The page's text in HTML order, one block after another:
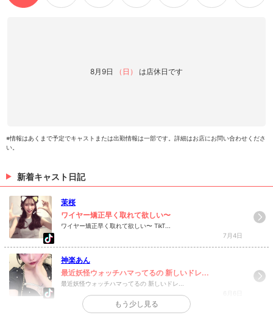
8月9日 （日） は店休日です
※情報はあくまで予定でキャストまたは出勤情報は一部です。詳細はお店にお問い合わせくださ
い。
新着キャスト日記
茉桜
ワイヤー矯正早く取れて欲しい〜
ワイヤー矯正早く取れて欲しい〜 TikT...
7月4日
神楽あん
最近妖怪ウォッチハマってるの 新しいドレ...
最近妖怪ウォッチハマってるの 新しいドレ...
もう少し見る